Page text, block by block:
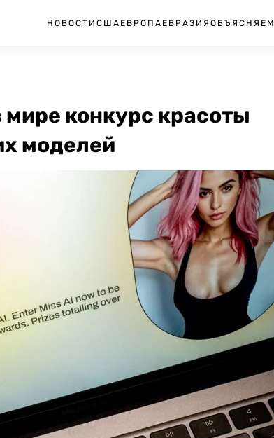
НОВОСТИ США ЕВРОПА ЕВРАЗИЯ ОБЪЯСНЯЕМ
конкурс красоты
моделей